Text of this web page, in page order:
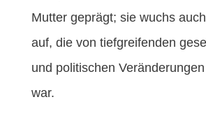
Mutter geprägt; sie wuchs
auf, die von tiefgreifenden
und politischen
war.